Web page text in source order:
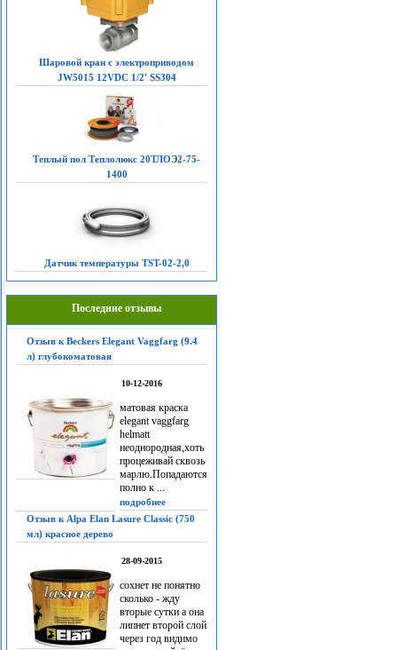
Шаровой кран с электроприводом
JW5015 12VDC 1/2' SS304
Теплый пол Теплолюкс 20ТЛОЭ2-75-
1400
Датчик температуры TST-02-2,0
Последние отзывы
Отзыв к Beckers Elegant Vaggfarg (9.4
л) глубокоматовая
10-12-2016
матовая краска
elegant vaggfarg
helmatt
неоднородная,хоть
процеживай сквозь
марлю.Попадаются
полно к ...
подробнее
Отзыв к Alpa Elan Lasure Classic (750
мл) красное дерево
28-09-2015
сохнет не понятно
сколько - жду
вторые сутки а она
липнет второй слой
через год видимо